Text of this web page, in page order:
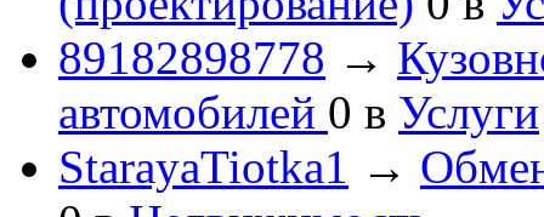
89182898778 →
автомобилей 0 в Услуги
StarayaTiotka1 →